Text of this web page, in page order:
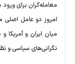
معامله‌گران برای
امروز دو عامل اصلی
میان ایران و آمریکا
نگرانی‌های سیاسی و